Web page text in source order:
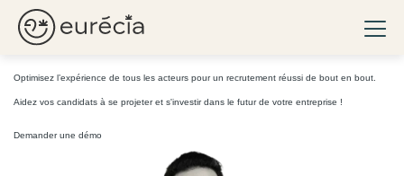
L’humain au cœur
recrutement
Optimisez l’expérience de tous les acteurs pour un recrutement réussi de bout en bout.
Aidez vos candidats à se projeter et s'investir dans le futur de votre entreprise !
Demander une démo